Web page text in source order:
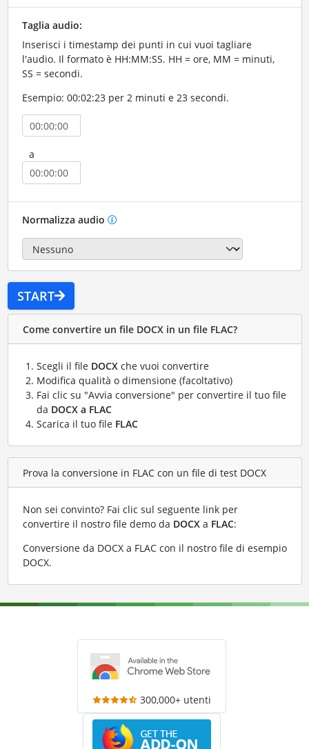
Taglia audio:
Inserisci i timestamp dei punti in cui vuoi tagliare
l'audio. Il formato è HH:MM:SS. HH = ore, MM = minuti,
SS = secondi.
Esempio: 00:02:23 per 2 minuti e 23 secondi.
a
Normalizza audio
START
Come convertire un file DOCX in un file FLAC?
Scegli il file DOCXche vuoi convertire
Modifica qualità o dimensione (facoltativo)
Fai clic su "Avvia conversione" per convertire il tuo file
da DOCX a FLAC
Scarica il tuo file FLAC
Prova la conversione in FLAC con un file di test DOCX
Non sei convinto? Fai clic sul seguente link per
convertire il nostro file demo da DOCXa FLAC:
Conversione da DOCX a FLAC con il nostro file di esempio
DOCX.
300,000+ utenti